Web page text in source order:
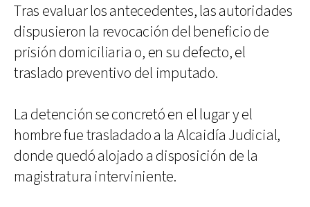
Tras evaluar los antecedentes, las autoridades
dispusieron la revocación del beneficio de
prisión domiciliaria o, en su defecto, el
traslado preventivo del imputado.
La detención se concretó en el lugar y el
hombre fue trasladado a la Alcaidía Judicial,
donde quedó alojado a disposición de la
magistratura interviniente.